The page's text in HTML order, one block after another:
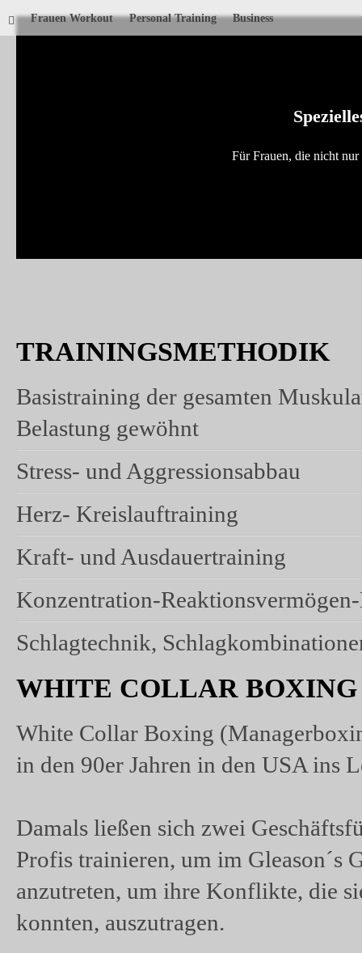
Frauen Workout Personal Training Business
Für Frauen, die nicht
EXKLUSIV -
Teambuilding -
Völlig
TRAININGSMETHODIK
Basistraining der gesamten
Belastung gewöhnt
Stress- und Aggressionsabbau
Herz- Kreislauftraining
Kraft- und Ausdauertraining
Konzentration-
Schlagtechnik,
WHITE COLLAR
White Collar Boxing
in den 90er Jahren in den USA ins
Damals ließen sich zwei
Profis trainieren, um im Gleason´s
anzutreten, um ihre Konflikte, die
konnten, auszutragen.